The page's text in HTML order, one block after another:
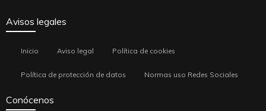
Avisos legales
Inicio Aviso legal Política de cookies
Política de protección de datos Normas uso Redes Sociales
Conócenos